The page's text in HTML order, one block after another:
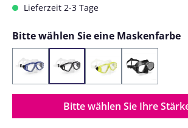
Lieferzeit 2-3 Tage
Bitte wählen Sie eine Maskenfarbe
Blau / Silikon Transparent
Schwarz / Silikon Transparent
Gelb / SilikonSchwarz /
Bitte wählen Sie Ihre